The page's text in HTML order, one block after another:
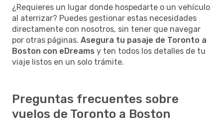
¿Requieres un lugar donde hospedarte o un vehículo
al aterrizar? Puedes gestionar estas necesidades
directamente con nosotros, sin tener que navegar
por otras páginas. Asegura tu pasaje de Toronto a
Boston con eDreams y ten todos los detalles de tu
viaje listos en un solo trámite.
Preguntas frecuentes sobre
vuelos de Toronto a Boston